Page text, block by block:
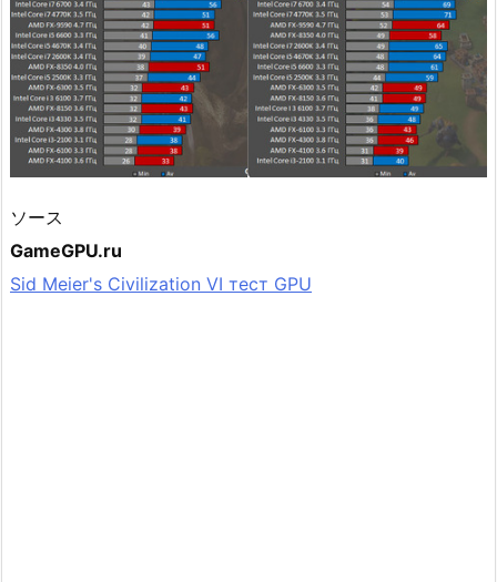
ソース
GameGPU.ru
Sid Meier's Civilization VI тест GPU